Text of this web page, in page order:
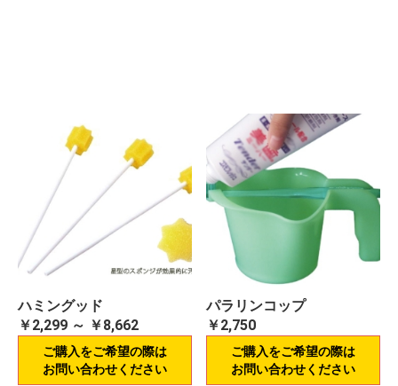
ハミングッド
￥2,299 ～ ￥8,662
ご購入をご希望の際は
お問い合わせください
パラリンコップ
￥2,750
ご購入をご希望の際は
お問い合わせください